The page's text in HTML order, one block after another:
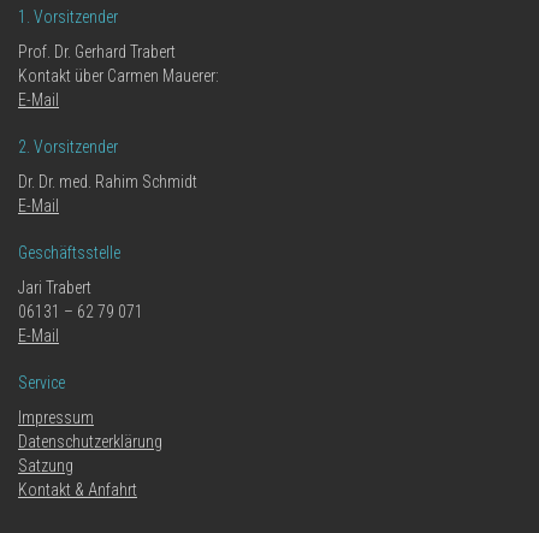
1. Vorsitzender
Prof. Dr. Gerhard Trabert
Kontakt über Carmen Mauerer:
E-Mail
2. Vorsitzender
Dr. Dr. med. Rahim Schmidt
E-Mail
Geschäftsstelle
Jari Trabert
06131 – 62 79 071
E-Mail
Service
Impressum
Datenschutzerklärung
Satzung
Kontakt & Anfahrt